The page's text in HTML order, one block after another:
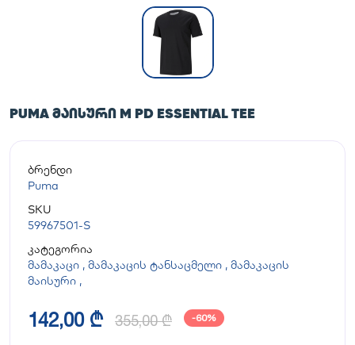
PUMA ᲛᲐᲘᲡᲣᲠᲘ M PD ESSENTIAL TEE
ბრენდი
Puma
SKU
59967501-S
კატეგორია
მამაკაცი , მამაკაცის ტანსაცმელი , მამაკაცის
მაისური ,
142,00 ₾ 355,00 ₾ -60%